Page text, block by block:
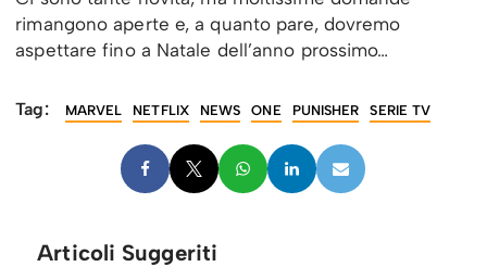
rimangono aperte e, a quanto pare, dovremo
aspettare fino a Natale dell’anno prossimo…
Tag: MARVEL NETFLIX NEWS ONE PUNISHER SERIE TV
Articoli Suggeriti